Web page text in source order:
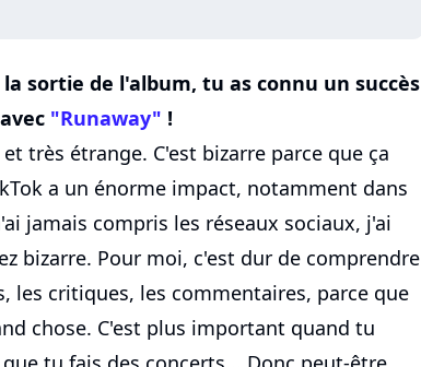
sortie de l'album, tu as connu un succès
"Runaway" !
très étrange. C'est bizarre parce que ça
a un énorme impact, notamment dans
jamais compris les réseaux sociaux, j'ai
bizarre. Pour moi, c'est dur de comprendre
les critiques, les commentaires, parce que
chose. C'est plus important quand tu